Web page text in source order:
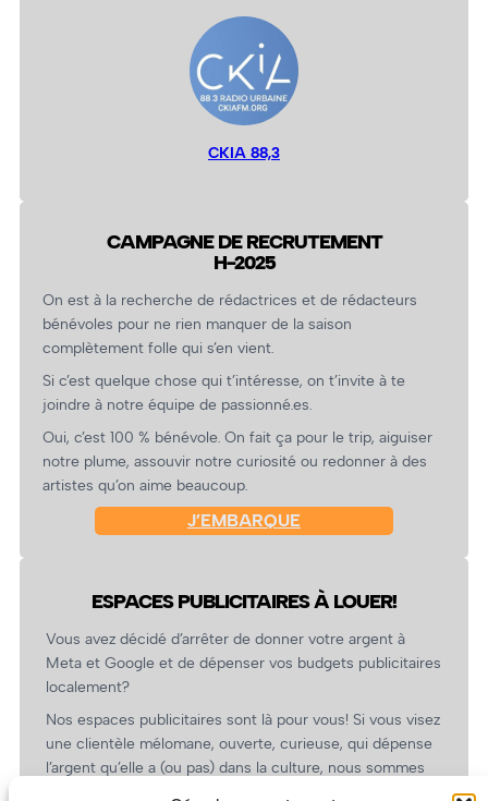
CKIA 88,3
CAMPAGNE DE RECRUTEMENT
H-2025
On est à la recherche de rédactrices et de rédacteurs
bénévoles pour ne rien manquer de la saison
complètement folle qui s’en vient.
Si c’est quelque chose qui t’intéresse, on t’invite à te
joindre à notre équipe de passionné.es.
Oui, c’est 100 % bénévole. On fait ça pour le trip, aiguiser
notre plume, assouvir notre curiosité ou redonner à des
artistes qu’on aime beaucoup.
J’EMBARQUE
ESPACES PUBLICITAIRES À LOUER!
Vous avez décidé d’arrêter de donner votre argent à
Meta et Google et de dépenser vos budgets publicitaires
localement?
Nos espaces publicitaires sont là pour vous! Si vous visez
une clientèle mélomane, ouverte, curieuse, qui dépense
l’argent qu’elle a (ou pas) dans la culture, nous sommes